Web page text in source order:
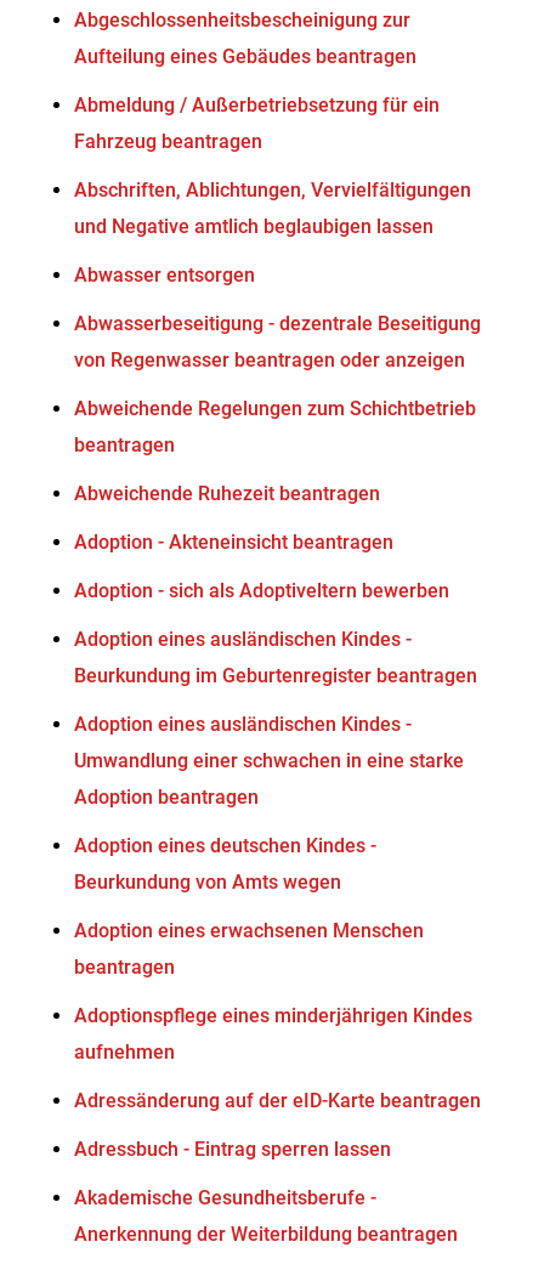
Abgeschlossenheitsbescheinigung zur
Aufteilung eines Gebäudes beantragen
Abmeldung / Außerbetriebsetzung für ein
Fahrzeug beantragen
Abschriften, Ablichtungen, Vervielfältigungen
und Negative amtlich beglaubigen lassen
Abwasser entsorgen
Abwasserbeseitigung - dezentrale Beseitigung
von Regenwasser beantragen oder anzeigen
Abweichende Regelungen zum Schichtbetrieb
beantragen
Abweichende Ruhezeit beantragen
Adoption - Akteneinsicht beantragen
Adoption - sich als Adoptiveltern bewerben
Adoption eines ausländischen Kindes -
Beurkundung im Geburtenregister beantragen
Adoption eines ausländischen Kindes -
Umwandlung einer schwachen in eine starke
Adoption beantragen
Adoption eines deutschen Kindes -
Beurkundung von Amts wegen
Adoption eines erwachsenen Menschen
beantragen
Adoptionspflege eines minderjährigen Kindes
aufnehmen
Adressänderung auf der eID-Karte beantragen
Adressbuch - Eintrag sperren lassen
Akademische Gesundheitsberufe -
Anerkennung der Weiterbildung beantragen